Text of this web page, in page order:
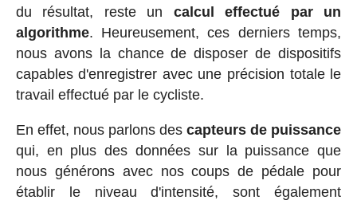
du résultat, reste un calcul effectué par un
algorithme. Heureusement, ces derniers temps,
nous avons la chance de disposer de dispositifs
capables d'enregistrer avec une précision totale le
travail effectué par le cycliste.
En effet, nous parlons descapteurs de puissance
qui, en plus des données sur la puissance que
nous générons avec nos coups de pédale pour
établir le niveau d'intensité, sont également